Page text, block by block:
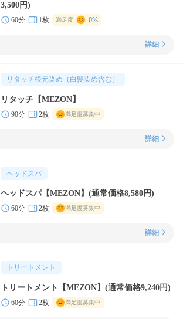
3,500円)
60分 1枚 満足度 0%
詳細
リタッチ根元染め（白髪染め含む）
リタッチ【MEZON】
90分 2枚 満足度募集中
詳細
ヘッドスパ
ヘッドスパ【MEZON】(通常価格8,580円)
60分 2枚 満足度募集中
詳細
トリートメント
トリートメント【MEZON】(通常価格9,240円)
60分 2枚 満足度募集中